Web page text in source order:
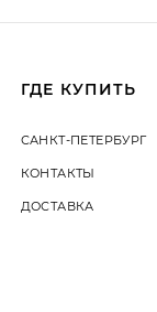
ГДЕ КУПИТЬ
САНКТ-ПЕТЕРБУРГ
КОНТАКТЫ
ДОСТАВКА